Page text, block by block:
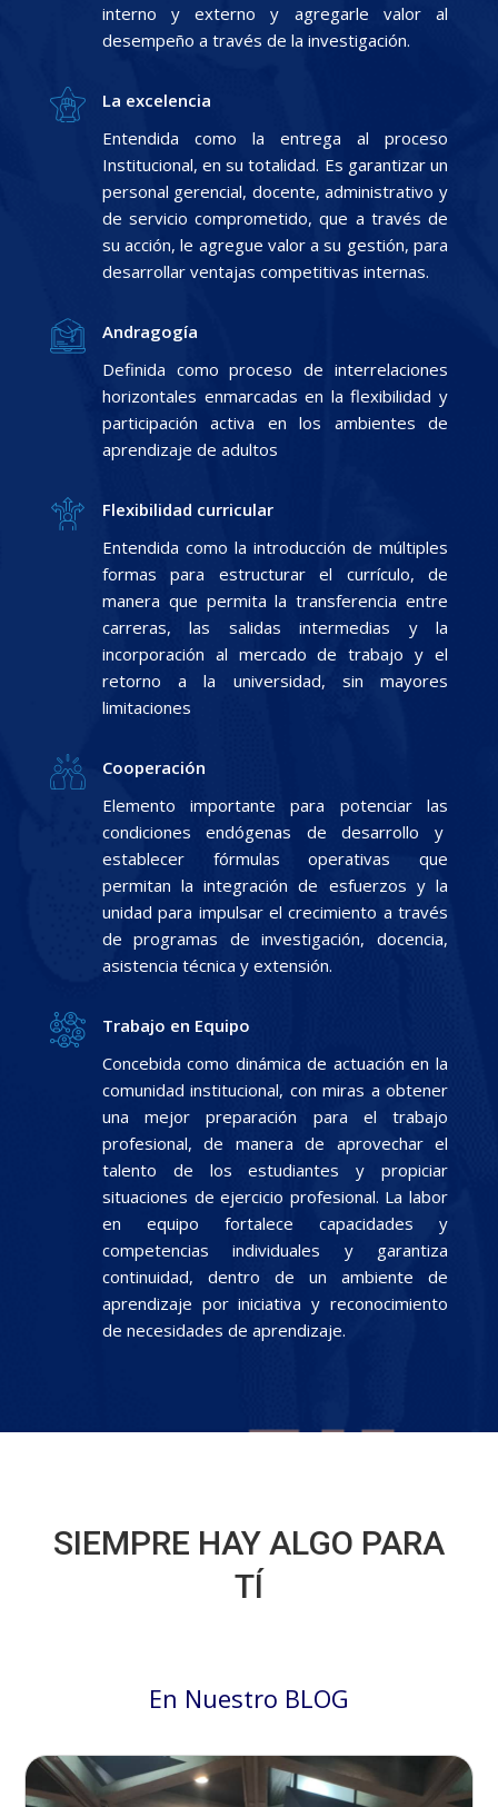
interno y externo y agregarle valor al
desempeño a través de la investigación.
La excelencia
Entendida como la entrega al proceso
Institucional, en su totalidad. Es garantizar un
personal gerencial, docente, administrativo y
de servicio comprometido, que a través de
su acción, le agregue valor a su gestión, para
desarrollar ventajas competitivas internas.
Andragogía
Definida como proceso de interrelaciones
horizontales enmarcadas en la flexibilidad y
participación activa en los ambientes de
aprendizaje de adultos
Flexibilidad curricular
Entendida como la introducción de múltiples
formas para estructurar el currículo, de
manera que permita la transferencia entre
carreras, las salidas intermedias y la
incorporación al mercado de trabajo y el
retorno a la universidad, sin mayores
limitaciones
Cooperación
Elemento importante para potenciar las
condiciones endógenas de desarrollo y
establecer fórmulas operativas que
permitan la integración de esfuerzos y la
unidad para impulsar el crecimiento a través
de programas de investigación, docencia,
asistencia técnica y extensión.
Trabajo en Equipo
Concebida como dinámica de actuación en la
comunidad institucional, con miras a obtener
una mejor preparación para el trabajo
profesional, de manera de aprovechar el
talento de los estudiantes y propiciar
situaciones de ejercicio profesional. La labor
en equipo fortalece capacidades y
competencias individuales y garantiza
continuidad, dentro de un ambiente de
aprendizaje por iniciativa y reconocimiento
de necesidades de aprendizaje.
SIEMPRE HAY ALGO PARA
TÍ
En Nuestro BLOG